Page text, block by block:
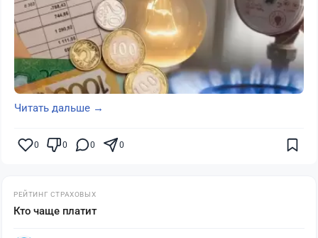
Читать дальше →
0 0 0 0
РЕЙТИНГ СТРАХОВЫХ
Кто чаще платит